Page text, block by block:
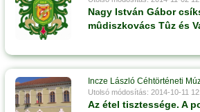
Nagy István Gábor
mûdiszkovács Tûz és
Incze László Céhtörténeti
Utolsó módosítás: 2014-10-11
Az étel tisztessége. A